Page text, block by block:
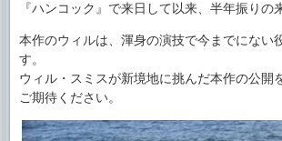
『ハンコック』で来日して以来、半年振りの
本作のウィルは、渾身の演技で今までにない
す。
ウィル・スミスが新境地に挑んだ本作の公開
ご期待ください。